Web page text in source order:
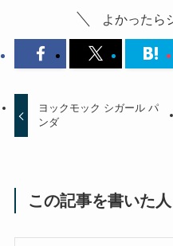
よかったら
ヨックモック シガール パ
ンダ
この記事を書いた人